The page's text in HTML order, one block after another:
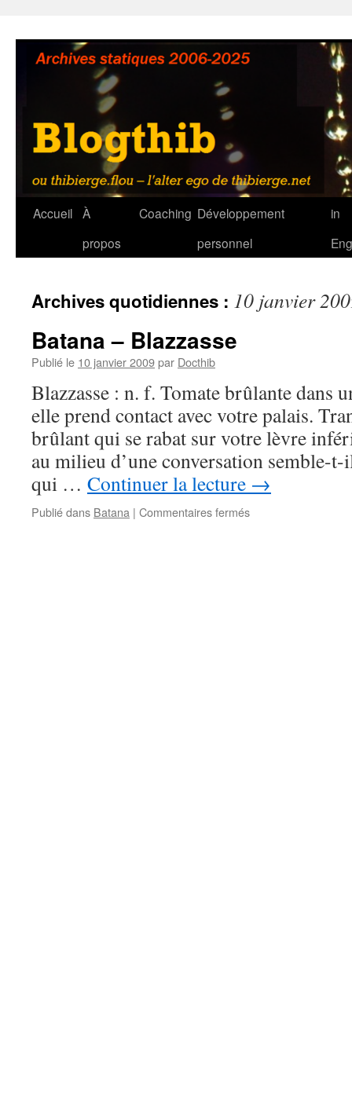
contenu
Accueil À
propos
Coaching Développement
personnel
in
Archives quotidiennes : 10 janvier
Batana – Blazzasse
Publié le 10 janvier 2009par Docthib
Blazzasse : n. f. Tomate brûlante dans
elle prend contact avec votre palais.
brûlant qui se rabat sur votre lèvre
au milieu d’une conversation semble-
qui … Continuer la lecture →
Publié dans Batana | Commentaires ferméssur